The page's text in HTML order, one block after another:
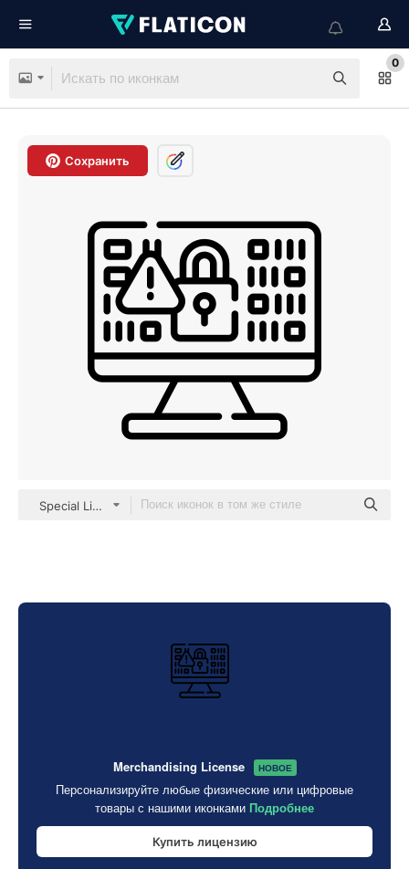
0
Сохранить
Special Lineal
Merchandising License НОВОЕ
Персонализируйте любые физические или цифровые
товары с нашими иконками Подробнее
Купить лицензию